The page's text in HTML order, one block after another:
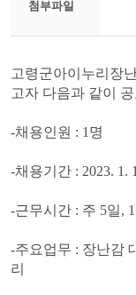
첨부파일
고령군아이누리장
고자 다음과 같이
-채용인원 : 1명
-채용기간 : 2023. 1.
-근무시간 : 주 5일,
-주요업무 : 장난감
리